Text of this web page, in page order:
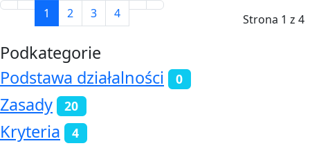
Strona 1 z 4
1 2 3 4
Podkategorie
Podstawa działalności
0
Zasady 20
Kryteria 4